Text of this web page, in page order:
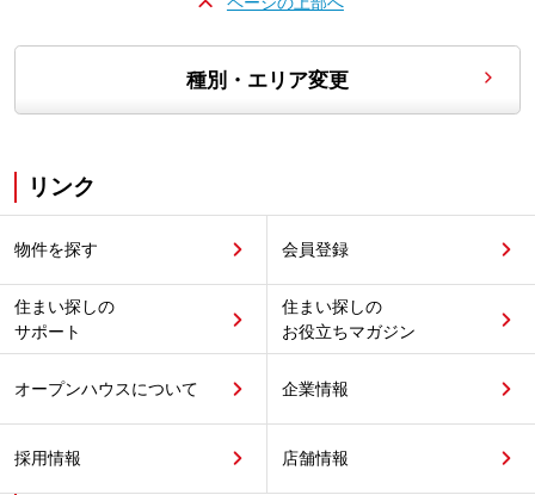
種別・エリア変更
リンク
物件を探す 会員登録
住まい探しの
サポート
住まい探しの
お役立ちマガジン
オープンハウスについて 企業情報
採用情報 店舗情報